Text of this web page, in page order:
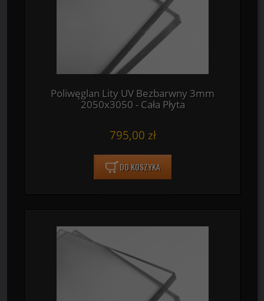
Poliwęglan Lity UV Bezbarwny 3mm
2050x3050 - Cała Płyta
795,00 zł
DO KOSZYKA